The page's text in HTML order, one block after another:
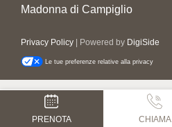
Madonna di Campiglio
Privacy Policy | Powered by DigiSide
Le tue preferenze relative alla privacy
PRENOTA CHIAMA